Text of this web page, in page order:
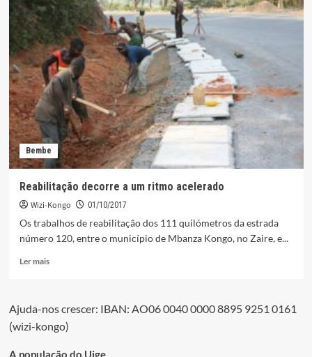
rigor
disciplina
aos
efectivos
da
Polícia
Bembe
Reabilitação decorre a um ritmo acelerado
Wizi-Kongo 01/10/2017
Os trabalhos de reabilitação dos 111 quilómetros da estrada
número 120, entre o município de Mbanza Kongo, no Zaire, e...
Ler maisLeia
decorre
a
ritmo
Ajuda-nos crescer: IBAN: AO06 0040 0000 8895 9251 0161
(wizi-kongo)
A população do Uige